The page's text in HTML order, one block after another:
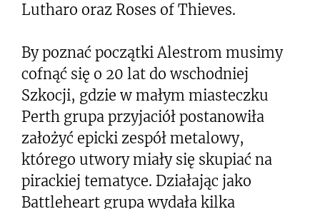
Lutharo oraz Roses of Thieves.
By poznać początki Alestrom musimy
cofnąć się o 20 lat do wschodniej
Szkocji, gdzie w małym miasteczku
Perth grupa przyjaciół postanowiła
założyć epicki zespół metalowy,
którego utwory miały się skupiać na
pirackiej tematyce. Działając jako
Battleheart grupa wydała kilka